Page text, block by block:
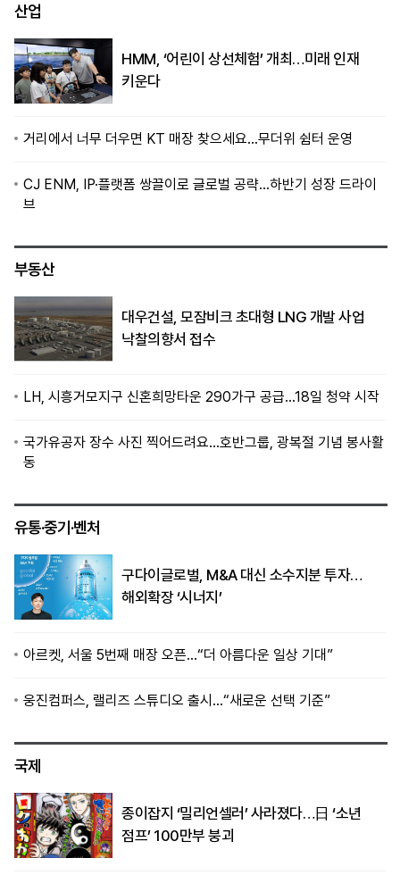
산업
HMM, ‘어린이 상선체험’ 개최…미래 인재
키운다
거리에서 너무 더우면 KT 매장 찾으세요…무더위 쉼터 운영
CJ ENM, IP·플랫폼 쌍끌이로 글로벌 공략…하반기 성장 드라이
브
부동산
대우건설, 모잠비크 초대형 LNG 개발 사업
낙찰의향서 접수
LH, 시흥거모지구 신혼희망타운 290가구 공급…18일 청약 시작
국가유공자 장수 사진 찍어드려요…호반그룹, 광복절 기념 봉사활
동
유통·중기·벤처
구다이글로벌, M&A 대신 소수지분 투자…
해외확장 ‘시너지’
아르켓, 서울 5번째 매장 오픈…“더 아름다운 일상 기대”
웅진컴퍼스, 랠리즈 스튜디오 출시…“새로운 선택 기준”
국제
종이잡지 ‘밀리언셀러’ 사라졌다…日 ‘소년
점프’ 100만부 붕괴